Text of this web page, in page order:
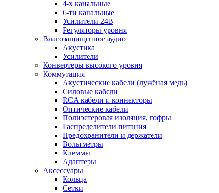
4-х канальные
6-ти канальные
Усилители 24В
Регуляторы уровня
Влагозащищенное аудио
Акустика
Усилители
Конвертеры высокого уровня
Коммутация
Акустические кабели (лужёная медь)
Силовые кабели
RCA кабели и коннекторы
Оптические кабели
Полиэстеровая изоляция, гофры
Распределители питания
Предохранители и держатели
Вольтметры
Клеммы
Адаптеры
Аксессуары
Кольца
Сетки